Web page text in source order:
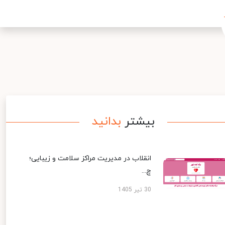
بیشتر بدانید
انقلاب در مدیریت مراکز سلامت و زیبایی؛
چ...
30 تیر 1405